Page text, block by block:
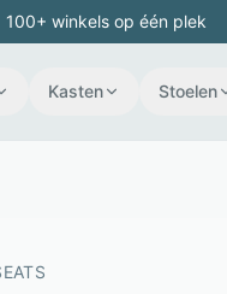
winkels op één plek
Kasten Stoelen